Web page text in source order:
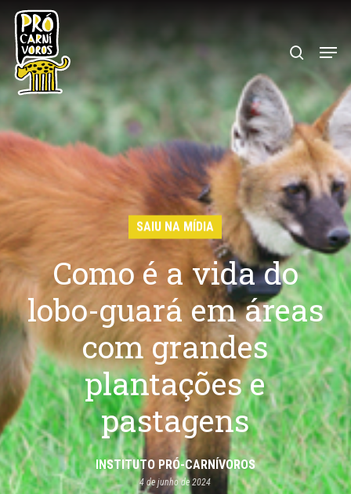
Skip
main
content
Menu
SAIU NA MÍDIA
Como é a vida do
lobo-guará em áreas
com grandes
plantações e
pastagens
INSTITUTO PRÓ-CARNÍVOROS
4 de junho de 2024